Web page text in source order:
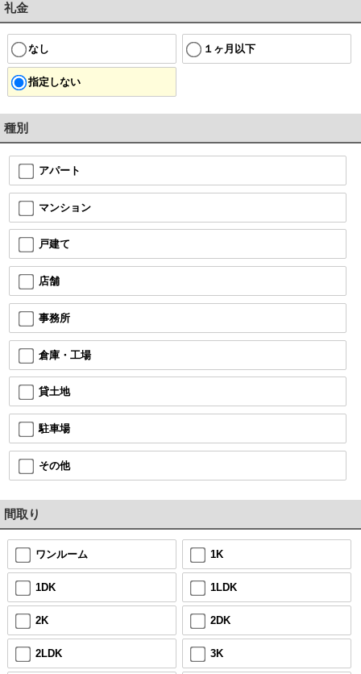
礼金
なし １ヶ月以下
指定しない
種別
アパート
マンション
戸建て
店舗
事務所
倉庫・工場
貸土地
駐車場
その他
間取り
ワンルーム 1K
1DK 1LDK
2K 2DK
2LDK 3K